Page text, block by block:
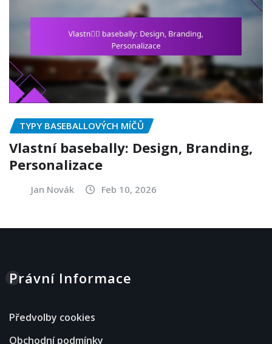
TYPY BASEBALLOVÝCH MÍČŮ
Vlastní basebally: Design, Branding,
Personalizace
Jan Novák Feb 10, 2026
Právní Informace
Předvolby cookies
Obchodní podmínky